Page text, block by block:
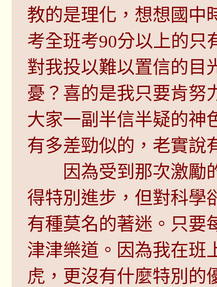
教的是理化，想想國中
考全班考90分以上的只
對我投以難以置信的目
憂？喜的是我只要肯努
大家一副半信半疑的神
有多差勁似的，老實說
因為受到那次激勵
得特別進步，但對科學
有種莫名的著迷。只要
津津樂道。因為我在班
虎，更沒有什麼特別的